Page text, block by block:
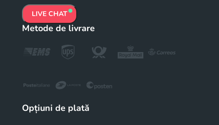
LIVE CHAT
Metode de livrare
Opțiuni de plată